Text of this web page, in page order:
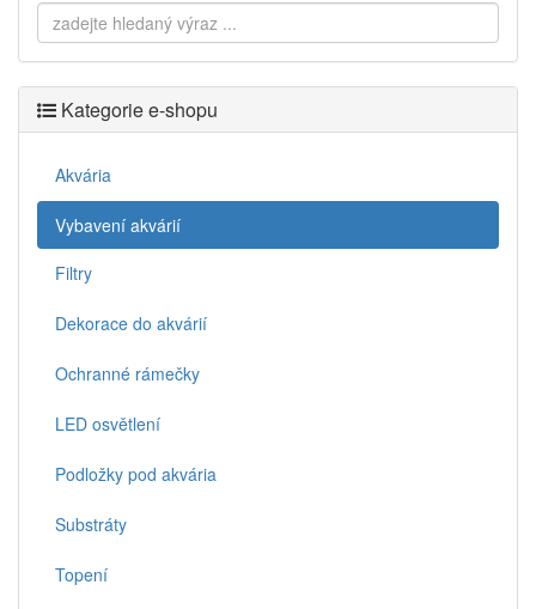
Kategorie e-shopu
Akvária
Vybavení akvárií
Filtry
Dekorace do akvárií
Ochranné rámečky
LED osvětlení
Podložky pod akvária
Substráty
Topení